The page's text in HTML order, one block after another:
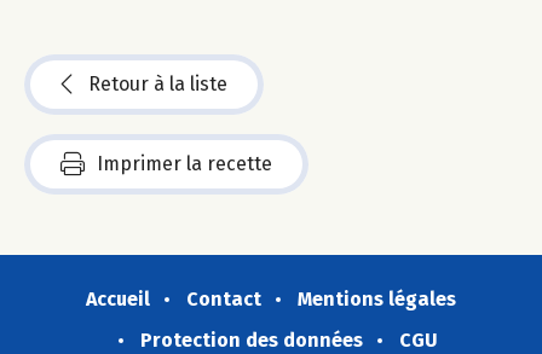
Retour à la liste
Imprimer la recette
Accueil Contact
Mentions légales
Protection des données
CGU